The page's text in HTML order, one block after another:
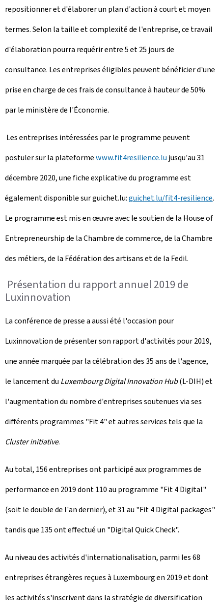
repositionner et d'élaborer un plan d'action à court et moyen
termes. Selon la taille et complexité de l'entreprise, ce travail
d'élaboration pourra requérir entre 5 et 25 jours de
consultance. Les entreprises éligibles peuvent bénéficier d'une
prise en charge de ces frais de consultance à hauteur de 50%
par le ministère de l'Économie.
Les entreprises intéressées par le programme peuvent
postuler sur la plateformewww.fit4resilience.lu jusqu'au 31
décembre 2020, une fiche explicative du programme est
également disponible sur guichet.lu:guichet.lu/fit4-resilience.
Le programme est mis en œuvre avec le soutien de la House of
Entrepreneurship de la Chambre de commerce, de la Chambre
des métiers, de la Fédération des artisans et de la Fedil.
Présentation du rapport annuel 2019 de
Luxinnovation
La conférence de presse a aussi été l'occasion pour
Luxinnovation de présenter son rapport d'activités pour 2019,
une année marquée par la célébration des 35 ans de l'agence,
le lancement du Luxembourg Digital Innovation Hub(L-DIH) et
l'augmentation du nombre d'entreprises soutenues via ses
différents programmes "Fit 4" et autres services tels que la
Cluster initiative.
Au total, 156 entreprises ont participé aux programmes de
performance en 2019 dont 110 au programme "Fit 4 Digital"
(soit le double de l'an dernier), et 31 au "Fit 4 Digital packages"
tandis que 135 ont effectué un "Digital Quick Check".
Au niveau des activités d'internationalisation, parmi les 68
entreprises étrangères reçues à Luxembourg en 2019 et dont
les activités s'inscrivent dans la stratégie de diversification